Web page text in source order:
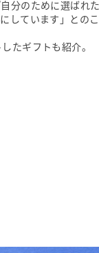
分のために選ばれ
しています」とのこ
たギフトも紹介。